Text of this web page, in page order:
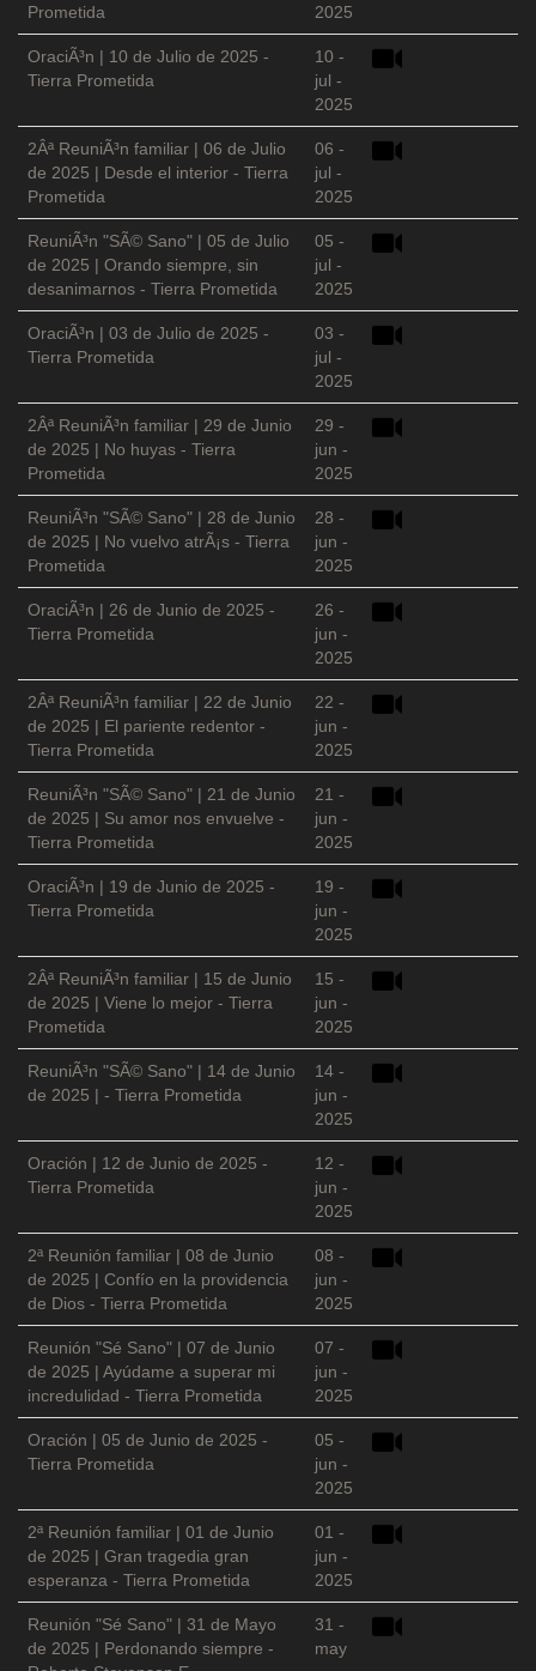
Prometida
2025
OraciÃ³n | 10 de Julio de 2025 -
Tierra Prometida
10 -
jul -
2025
2Âª ReuniÃ³n familiar | 06 de Julio
de 2025 | Desde el interior - Tierra
Prometida
06 -
jul -
2025
ReuniÃ³n "SÃ© Sano" | 05 de Julio
de 2025 | Orando siempre, sin
desanimarnos - Tierra Prometida
05 -
jul -
2025
OraciÃ³n | 03 de Julio de 2025 -
Tierra Prometida
03 -
jul -
2025
2Âª ReuniÃ³n familiar | 29 de Junio
de 2025 | No huyas - Tierra
Prometida
29 -
jun -
2025
ReuniÃ³n "SÃ© Sano" | 28 de Junio
de 2025 | No vuelvo atrÃ¡s - Tierra
Prometida
28 -
jun -
2025
OraciÃ³n | 26 de Junio de 2025 -
Tierra Prometida
26 -
jun -
2025
2Âª ReuniÃ³n familiar | 22 de Junio
de 2025 | El pariente redentor -
Tierra Prometida
22 -
jun -
2025
ReuniÃ³n "SÃ© Sano" | 21 de Junio
de 2025 | Su amor nos envuelve -
Tierra Prometida
21 -
jun -
2025
OraciÃ³n | 19 de Junio de 2025 -
Tierra Prometida
19 -
jun -
2025
2Âª ReuniÃ³n familiar | 15 de Junio
de 2025 | Viene lo mejor - Tierra
Prometida
15 -
jun -
2025
ReuniÃ³n "SÃ© Sano" | 14 de Junio
de 2025 | - Tierra Prometida
14 -
jun -
2025
Oración | 12 de Junio de 2025 -
Tierra Prometida
12 -
jun -
2025
2ª Reunión familiar | 08 de Junio
de 2025 | Confío en la providencia
de Dios - Tierra Prometida
08 -
jun -
2025
Reunión "Sé Sano" | 07 de Junio
de 2025 | Ayúdame a superar mi
incredulidad - Tierra Prometida
07 -
jun -
2025
Oración | 05 de Junio de 2025 -
Tierra Prometida
05 -
jun -
2025
2ª Reunión familiar | 01 de Junio
de 2025 | Gran tragedia gran
esperanza - Tierra Prometida
01 -
jun -
2025
Reunión "Sé Sano" | 31 de Mayo
de 2025 | Perdonando siempre -
31 -
may